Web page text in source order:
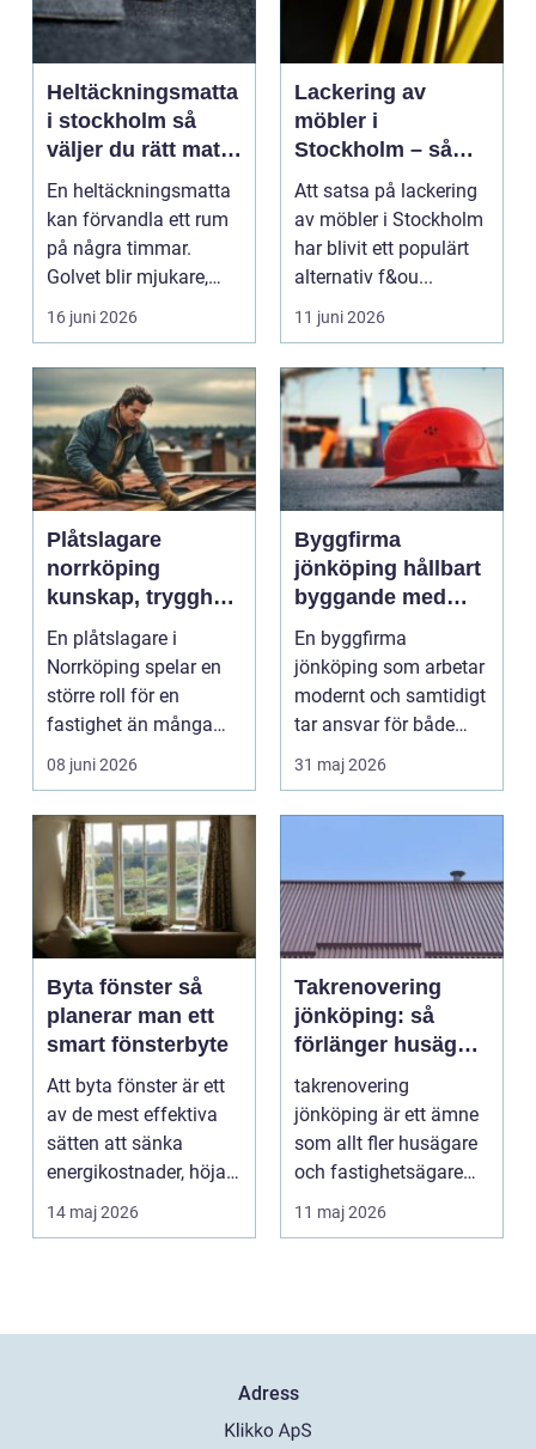
Heltäckningsmatta
i stockholm så
väljer du rätt matta
till hem och kontor
En heltäckningsmatta
kan förvandla ett rum
på några timmar.
Golvet blir mjukare,
ljudnivån sjunker o...
16 juni 2026
Lackering av
möbler i
Stockholm – så
förnyar du hemmet
med professionell
möbellackering
Att satsa på lackering
av möbler i Stockholm
har blivit ett populärt
alternativ f&ou...
11 juni 2026
Plåtslagare
norrköping
kunskap, trygghet
och hållbara
taklösningar
En plåtslagare i
Norrköping spelar en
större roll för en
fastighet än många
tänker på. Rätt
utformad...
08 juni 2026
Byggfirma
jönköping hållbart
byggande med
fokus på trä
En byggfirma
jönköping som arbetar
modernt och samtidigt
tar ansvar för både
människa och miljö
behö...
31 maj 2026
Byta fönster så
planerar man ett
smart fönsterbyte
Att byta fönster är ett
av de mest effektiva
sätten att sänka
energikostnader, höja
komforten och ge...
14 maj 2026
Takrenovering
jönköping: så
förlänger husägare
livslängden på
sina tak
takrenovering
jönköping är ett ämne
som allt fler husägare
och fastighetsägare
intresserar sig för n...
11 maj 2026
Adress